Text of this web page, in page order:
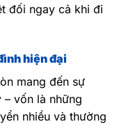
đối ngay cả khi đi
hiện đại
mang đến sự
vốn là những
nhiều và thường